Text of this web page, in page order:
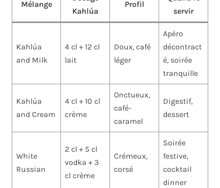
Mélange
Kahlúa
Profil
servir
Kahlúa
and Milk
4 cl + 12 cl
lait
Doux, café
léger
Apéro
décontract
é, soirée
tranquille
Kahlúa
and Cream
4 cl + 10 cl
crème
Onctueux,
café-
caramel
Digestif,
dessert
White
Russian
2 cl + 5 cl
vodka + 3
cl crème
Crémeux,
corsé
Soirée
festive,
cocktail
dinner